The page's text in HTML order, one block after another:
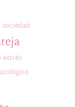
sociedad